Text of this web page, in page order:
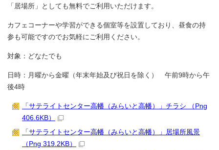
「居場所」としても無料でご利用いただけます。
カフェコーナーや学習ができる個室等を設置しており、昼食の持
参も可能ですのでお気軽にご利用ください。
対象：どなたでも
日時：月曜から金曜（年末年始及び祝日を除く） 午前9時から午
後4時
「サテライトセンター高幡（みらいと高幡）」チラシ （Png
406.6KB）
「サテライトセンター高幡（みらいと高幡）」居場所風景
（Png 319.2KB）